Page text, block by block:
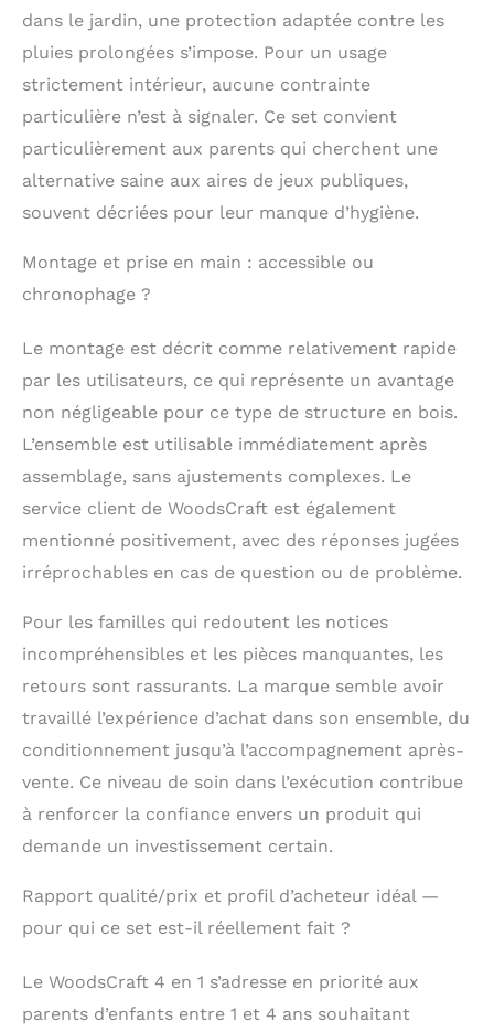
WoodsCraft, la
sécurité de votre
enfant est notre
d'intérieur pour
enfants sont
fabriqués à la main à
partir de bois de pin
assurer des surfaces
Contrairement aux
produits fabriqués à
particules MDF, nos
produits en bois se
distinguent par leur
grande qualité et leur
longévité. 𝐂𝐨𝐧𝐭𝐞𝐧𝐮 𝐝𝐮
𝐬𝐞𝐭: 1x arche d'escalade
triangle d'escalade
toboggan/rampe
d'escalade, 1x
toboggan à rouleaux
et 1x coussin (Coton:
Golden Leaves). Le set
comprend une notice
de montage
nécessaires.
dans le jardin, une protection adaptée contre les
pluies prolongées s’impose. Pour un usage
strictement intérieur, aucune contrainte
particulière n’est à signaler. Ce set convient
particulièrement aux parents qui cherchent une
alternative saine aux aires de jeux publiques,
souvent décriées pour leur manque d’hygiène.
Montage et prise en main : accessible ou
chronophage ?
Le montage est décrit comme relativement rapide
par les utilisateurs, ce qui représente un avantage
non négligeable pour ce type de structure en bois.
L’ensemble est utilisable immédiatement après
assemblage, sans ajustements complexes. Le
service client de WoodsCraft est également
mentionné positivement, avec des réponses jugées
irréprochables en cas de question ou de problème.
Pour les familles qui redoutent les notices
incompréhensibles et les pièces manquantes, les
retours sont rassurants. La marque semble avoir
travaillé l’expérience d’achat dans son ensemble, du
conditionnement jusqu’à l’accompagnement après-
vente. Ce niveau de soin dans l’exécution contribue
à renforcer la confiance envers un produit qui
demande un investissement certain.
Rapport qualité/prix et profil d’acheteur idéal —
pour qui ce set est-il réellement fait ?
Le WoodsCraft 4 en 1 s’adresse en priorité aux
parents d’enfants entre 1 et 4 ans souhaitant